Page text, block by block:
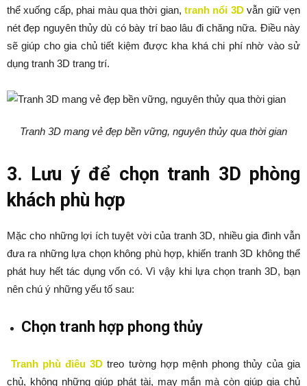
thể xuống cấp, phai màu qua thời gian,tranh nổi 3Dvẫn giữ vẹn
nét đẹp nguyên thủy dù có bày trí bao lâu đi chăng nữa. Điều này
sẽ giúp cho gia chủ tiết kiệm được kha khá chi phí nhờ vào sử
dụng tranh 3D trang trí.
Tranh 3D mang vẻ đẹp bền vững, nguyên thủy qua thời gian
3. Lưu ý để chọn tranh 3D phòng
khách phù hợp
Mặc cho những lợi ích tuyệt vời của tranh 3D, nhiều gia đình vẫn
đưa ra những lựa chọn không phù hợp, khiến tranh 3D không thể
phát huy hết tác dụng vốn có. Vì vậy khi lựa chọn tranh 3D, bạn
nên chú ý những yếu tố sau:
Chọn tranh hợp phong thủy
Tranh phù điêu 3D treo tường hợp mệnh phong thủy của gia
chủ, không những giúp phát tài, may mắn mà còn giúp gia chủ